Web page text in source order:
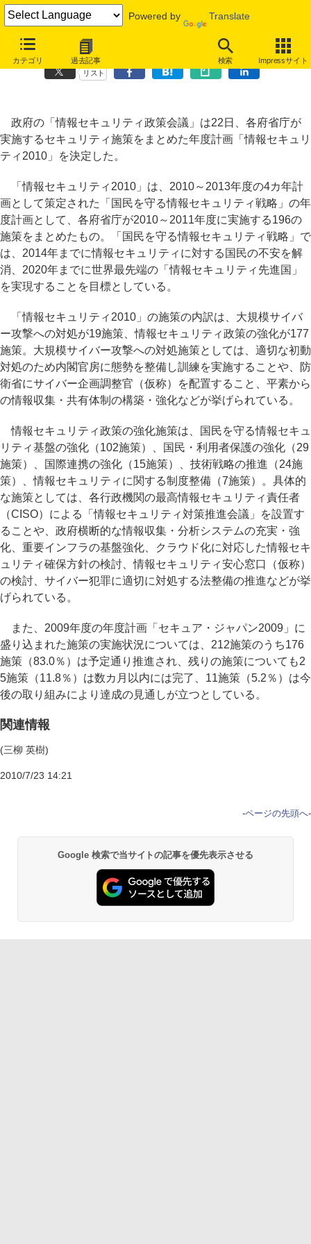
Powered by Translate
カテゴリ 過去記事 検索 Impressサイト
政府のセキュリティ年度計画「情報セキュリティ2010」が決定
リスト
政府の「情報セキュリティ政策会議」は22日、各府省庁が
実施するセキュリティ施策をまとめた年度計画「情報セキュリ
ティ2010」を決定した。
「情報セキュリティ2010」は、2010～2013年度の4カ年計
画として策定された「国民を守る情報セキュリティ戦略」の年
度計画として、各府省庁が2010～2011年度に実施する196の
施策をまとめたもの。「国民を守る情報セキュリティ戦略」で
は、2014年までに情報セキュリティに対する国民の不安を解
消、2020年までに世界最先端の「情報セキュリティ先進国」
を実現することを目標としている。
「情報セキュリティ2010」の施策の内訳は、大規模サイバ
ー攻撃への対処が19施策、情報セキュリティ政策の強化が177
施策。大規模サイバー攻撃への対処施策としては、適切な初動
対処のため内閣官房に態勢を整備し訓練を実施することや、防
衛省にサイバー企画調整官（仮称）を配置すること、平素から
の情報収集・共有体制の構築・強化などが挙げられている。
情報セキュリティ政策の強化施策は、国民を守る情報セキュ
リティ基盤の強化（102施策）、国民・利用者保護の強化（29
施策）、国際連携の強化（15施策）、技術戦略の推進（24施
策）、情報セキュリティに関する制度整備（7施策）。具体的
な施策としては、各行政機関の最高情報セキュリティ責任者
（CISO）による「情報セキュリティ対策推進会議」を設置す
ることや、政府横断的な情報収集・分析システムの充実・強
化、重要インフラの基盤強化、クラウド化に対応した情報セキ
ュリティ確保方針の検討、情報セキュリティ安心窓口（仮称）
の検討、サイバー犯罪に適切に対処する法整備の推進などが挙
げられている。
また、2009年度の年度計画「セキュア・ジャパン2009」に
盛り込まれた施策の実施状況については、212施策のうち176
施策（83.0％）は予定通り推進され、残りの施策についても2
5施策（11.8％）は数カ月以内には完了、11施策（5.2％）は今
後の取り組みにより達成の見通しが立つとしている。
関連情報
(三柳 英樹)
2010/7/23 14:21
-ページの先頭へ-
Google 検索で当サイトの記事を優先表示させる